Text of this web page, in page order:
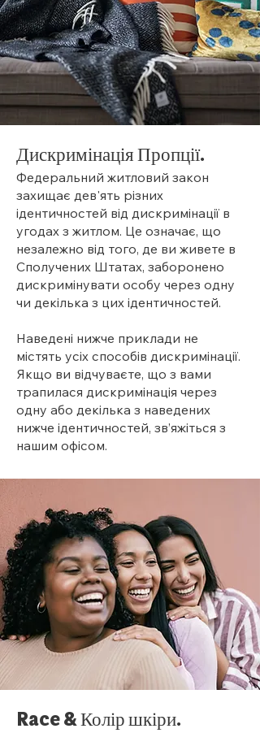
Дискримінація Пропції.
Федеральний житловий закон
захищає дев'ять різних
ідентичностей від дискримінації в
угодах з житлом. Це означає, що
незалежно від того, де ви живете в
Сполучених Штатах, заборонено
дискримінувати особу через одну
чи декілька з цих ідентичностей.
Наведені нижче приклади не
містять усіх способів дискримінації.
Якщо ви відчуваєте, що з вами
трапилася дискримінація через
одну або декілька з наведених
нижче ідентичностей, зв’яжіться з
нашим офісом.
Race & Колір шкіри.